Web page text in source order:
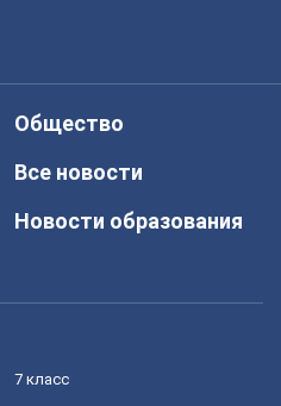
Общество
Все новости
Новости образования
7 класс